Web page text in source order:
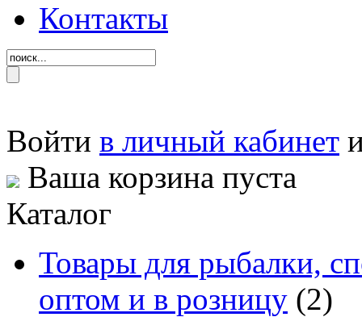
Контакты
Войти в личный кабинет
Ваша корзина пуста
Каталог
Товары для рыбалки,
оптом и в розницу (2)